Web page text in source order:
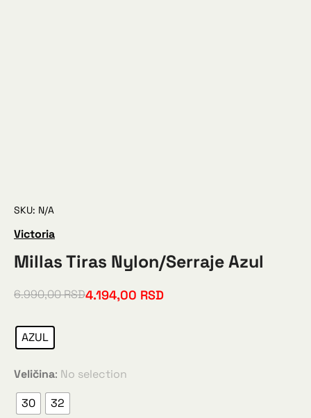
SKU: N/A
Victoria
Millas Tiras Nylon/Serraje Azul
6.990,00RSD4.194,00 RSD
AZUL
Veličina: No selection
30 32